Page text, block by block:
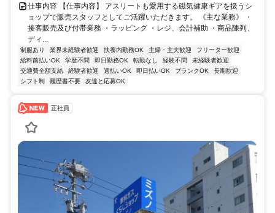
仕事内容 【仕事内容】 アスリートも愛用する磁気健康ギアを扱うシ
ョップで販売スタッフとしてご活躍いただきます。 《主な業務》 ・
接客販売及び付帯業務 ・ラッピング ・レジ、会計補助 ・商品陳列、
ディ...
制服あり 業界未経験者歓迎 扶養内勤務OK 主婦・主夫歓迎
フリーター歓迎
給料前払いOK
学歴不問 即日勤務OK 転勤なし 経験不問
未経験者歓迎
交通費全額支給
経験者歓迎 週払いOK 即日払いOK ブランクOK
長期歓迎
シフト制
履歴書不要 友達と応募OK
正社員